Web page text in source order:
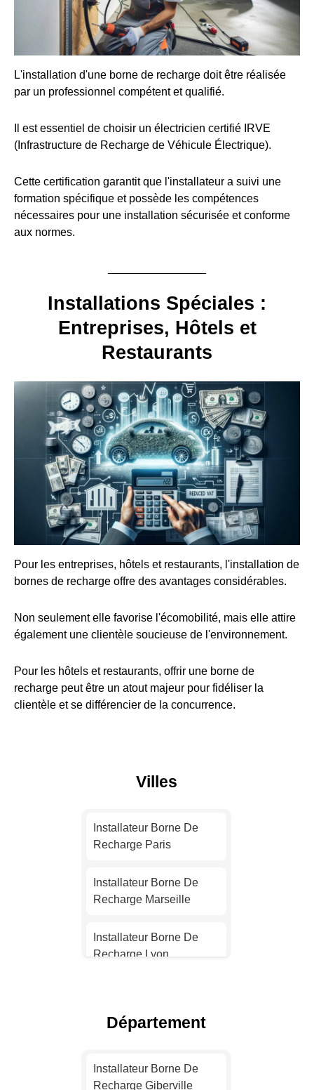
L'installation d'une borne de recharge doit être réalisée
par un professionnel compétent et qualifié.
Il est essentiel de choisir un électricien certifié IRVE
(Infrastructure de Recharge de Véhicule Électrique).
Cette certification garantit que l'installateur a suivi une
formation spécifique et possède les compétences
nécessaires pour une installation sécurisée et conforme
aux normes.
Installations Spéciales :
Entreprises, Hôtels et
Restaurants
Pour les entreprises, hôtels et restaurants, l'installation de
bornes de recharge offre des avantages considérables.
Non seulement elle favorise l'écomobilité, mais elle attire
également une clientèle soucieuse de l'environnement.
Pour les hôtels et restaurants, offrir une borne de
recharge peut être un atout majeur pour fidéliser la
clientèle et se différencier de la concurrence.
Villes
Installateur Borne De
Recharge Paris
Installateur Borne De
Recharge Marseille
Installateur Borne De
Recharge Lyon
Recharge Nice
Département
Installateur Borne De
Recharge Giberville